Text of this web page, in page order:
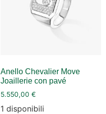
Anello Chevalier Move
Joaillerie con pavé
5.550,00 €
1 disponibili